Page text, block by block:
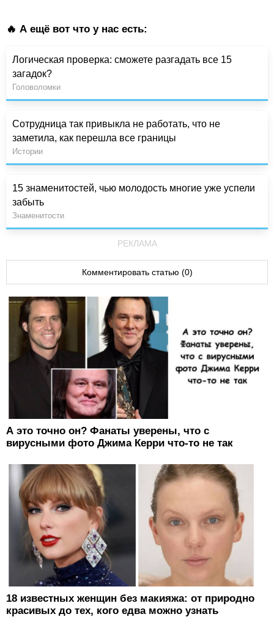
🔥 А ещё вот что у нас есть:
Логическая проверка: сможете разгадать все 15
загадок?
Головоломки
Сотрудница так привыкла не работать, что не
заметила, как перешла все границы
Истории
15 знаменитостей, чью молодость многие уже успели
забыть
Знаменитости
РЕКЛАМА
Комментировать статью (0)
А это точно он? Фанаты уверены, что с
вирусными фото Джима Керри что-то не так
18 известных женщин без макияжа: от природно
красивых до тех, кого едва можно узнать